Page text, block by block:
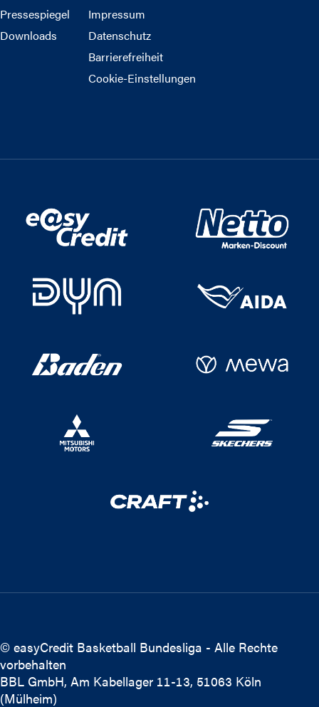
Pressespiegel
Downloads
Impressum
Datenschutz
Barrierefreiheit
Cookie-Einstellungen
© easyCredit Basketball Bundesliga - Alle Rechte
vorbehalten
BBL GmbH, Am Kabellager 11-13, 51063 Köln
(Mülheim)